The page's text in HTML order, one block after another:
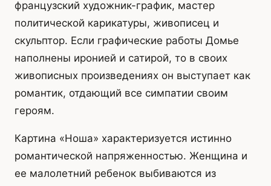
французский художник-график, мастер
политической карикатуры, живописец и
скульптор. Если графические работы Домье
наполнены иронией и сатирой, то в своих
живописных произведениях он выступает как
романтик, отдающий все симпатии своим
героям.
Картина «Ноша» характеризуется истинно
романтической напряженностью. Женщина и
ее малолетний ребенок выбиваются из